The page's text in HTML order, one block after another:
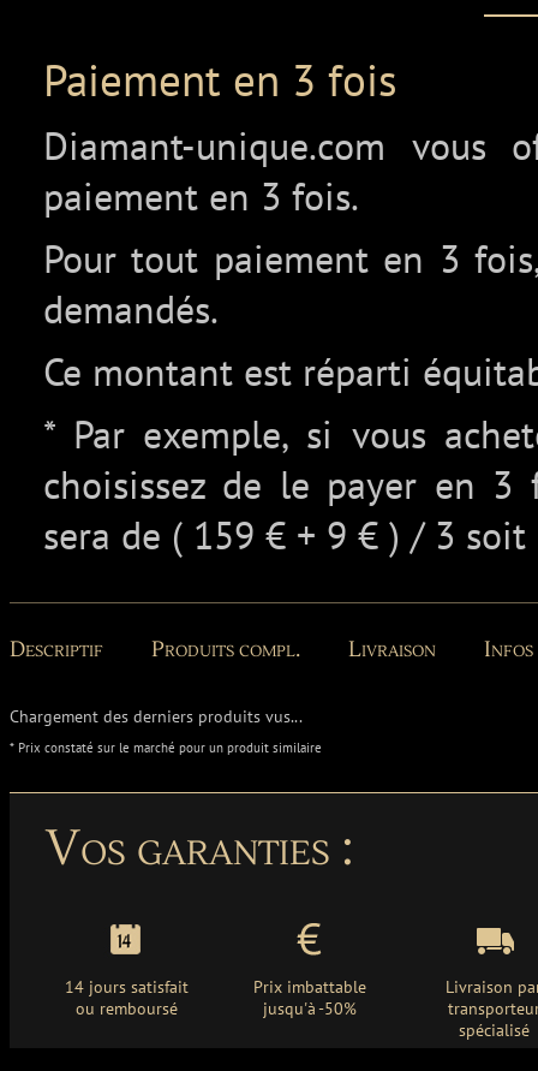
Paiement en 3 fois
Diamant-unique.com vous
paiement en 3 fois.
Pour tout paiement en 3
demandés.
Ce montant est réparti
* Par exemple, si vous
choisissez de le payer en
sera de ( 159 € + 9 € ) / 3 soit
Descriptif Produits compl. Livraison
Chargement des derniers produits vus...
* Prix constaté sur le marché pour un produit similaire
Vos garanties :
14 jours satisfait
ou remboursé
Prix imbattable
jusqu'à -50%
Livraison
spécialisé